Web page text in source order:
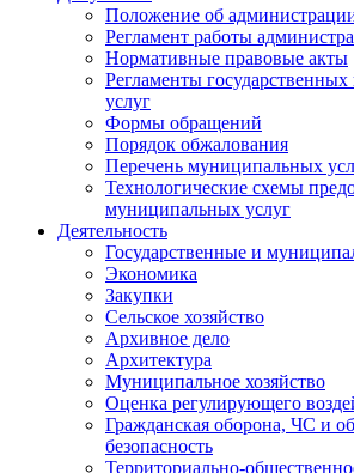
Положение об
Регламент работы
Нормативные правовые акты
Регламенты
услуг
Формы обращений
Порядок обжалования
Перечень муниципальных
Технологические схемы
муниципальных услуг
Деятельность
Государственные и
Экономика
Закупки
Сельское хозяйство
Архивное дело
Архитектура
Муниципальное хозяйство
Оценка регулирующего
Гражданская оборона, ЧС и
безопасность
Территориально-